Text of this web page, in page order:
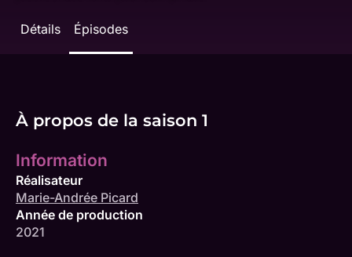
Détails Épisodes
À propos de la saison 1
Information
Réalisateur
Marie-Andrée Picard
Année de production
2021